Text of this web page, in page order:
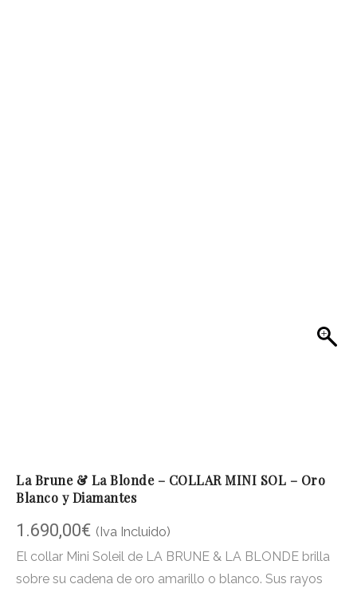
La Brune & La Blonde – COLLAR MINI SOL – Oro
Blanco y Diamantes
1.690,00€ (Iva Incluido)
El collar Mini Soleil de LA BRUNE & LA BLONDE brilla
sobre su cadena de oro amarillo o blanco. Sus rayos